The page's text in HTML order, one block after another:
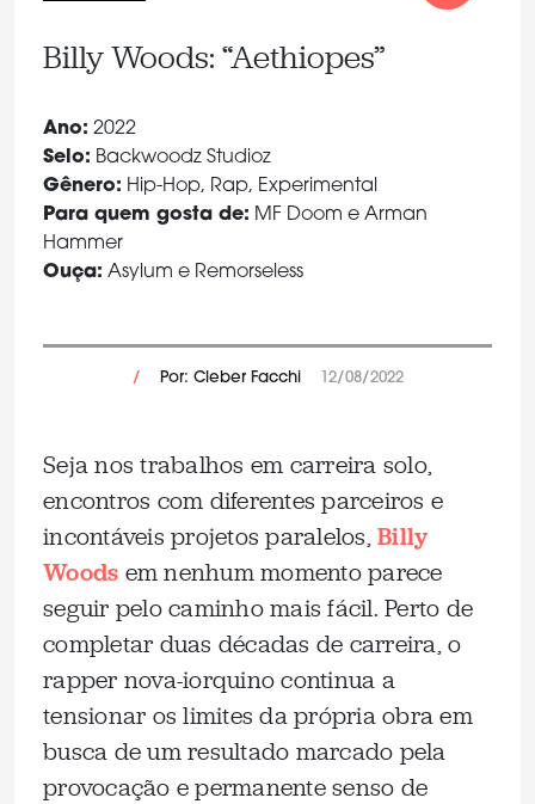
Billy Woods: “Aethiopes”
Ano: 2022
Selo: Backwoodz Studioz
Gênero: Hip-Hop, Rap, Experimental
Para quem gosta de: MF Doom e Arman
Hammer
Ouça: Asylum e Remorseless
/ Por: Cleber Facchi 12/08/2022
Seja nos trabalhos em carreira solo,
encontros com diferentes parceiros e
incontáveis projetos paralelos, Billy
Woods em nenhum momento parece
seguir pelo caminho mais fácil. Perto de
completar duas décadas de carreira, o
rapper nova-iorquino continua a
tensionar os limites da própria obra em
busca de um resultado marcado pela
provocação e permanente senso de